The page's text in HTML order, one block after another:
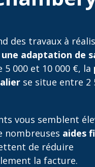
des travaux à
une adaptation de
000 et 10 000 €, la
se situe entre 2
vous semblent
nombreuses aides
de réduire
la facture.